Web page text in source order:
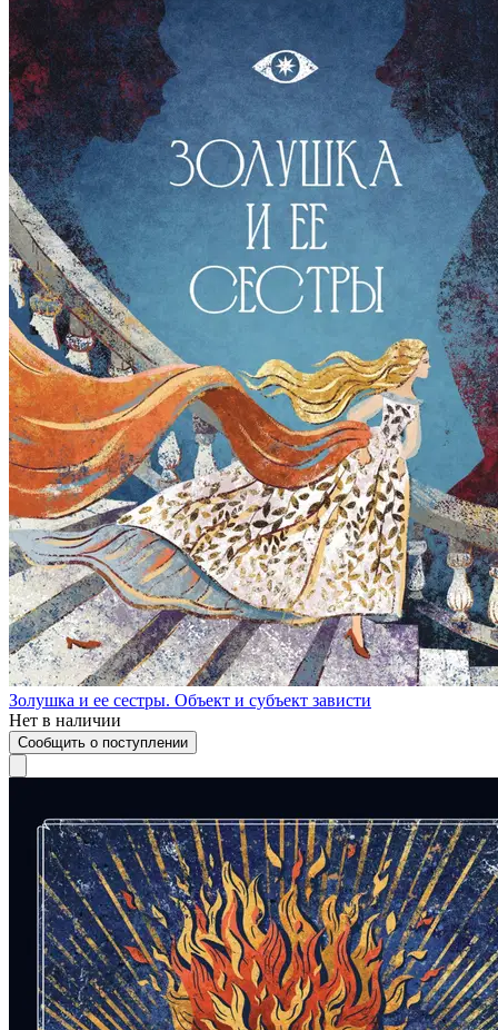
Золушка и ее сестры. Объект и субъект зависти
Нет в наличии
Сообщить о поступлении